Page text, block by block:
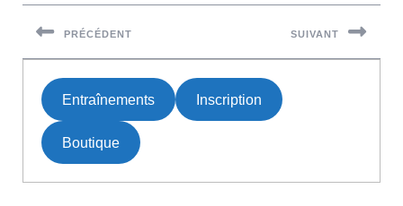
Navigation
de
l’article
PRÉCÉDENT
post:
SUIVANT
post:
Entraînements Inscription
Boutique